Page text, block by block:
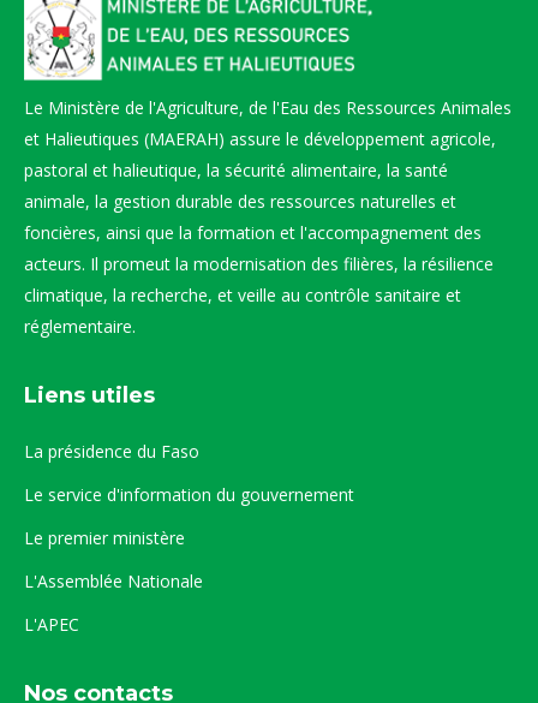
Le Ministère de l'Agriculture, de l'Eau des Ressources Animales
et Halieutiques (MAERAH) assure le développement agricole,
pastoral et halieutique, la sécurité alimentaire, la santé
animale, la gestion durable des ressources naturelles et
foncières, ainsi que la formation et l'accompagnement des
acteurs. Il promeut la modernisation des filières, la résilience
climatique, la recherche, et veille au contrôle sanitaire et
réglementaire.
Liens utiles
La présidence du Faso
Le service d'information du gouvernement
Le premier ministère
L'Assemblée Nationale
L'APEC
Nos contacts